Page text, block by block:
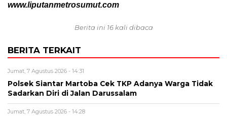
www.liputanmetrosumut.com
Berita ini 16 kali dibaca
BERITA TERKAIT
Jumat, 7 Agustus 2026 - 14:31
Polsek Siantar Martoba Cek TKP Adanya Warga Tidak
Sadarkan Diri di Jalan Darussalam
Jumat, 7 Agustus 2026 - 14:28